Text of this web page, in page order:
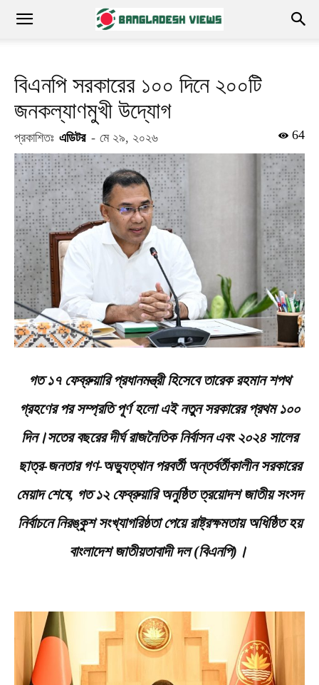
বিএনপি সরকারের ১০০ দিনে ২০০টি
জনকল্যাণমুখী উদ্যোগ
প্রকাশিতঃ এডিটর - মে ২৯, ২০২৬ 64
গত ১৭ ফেব্রুয়ারি প্রধানমন্ত্রী হিসেবে তারেক রহমান শপথ
গ্রহণের পর সম্প্রতি পূর্ণ হলো এই নতুন সরকারের প্রথম ১০০
দিন।সতের বছরের দীর্ঘ রাজনৈতিক নির্বাসন এবং ২০২৪ সালের
ছাত্র-জনতার গণ-অভ্যুত্থান পরবর্তী অন্তর্বর্তীকালীন সরকারের
মেয়াদ শেষে, গত ১২ ফেব্রুয়ারি অনুষ্ঠিত ত্রয়োদশ জাতীয় সংসদ
নির্বাচনে নিরঙ্কুশ সংখ্যাগরিষ্ঠতা পেয়ে রাষ্ট্রক্ষমতায় অধিষ্ঠিত হয়
বাংলাদেশ জাতীয়তাবাদী দল (বিএনপি)।